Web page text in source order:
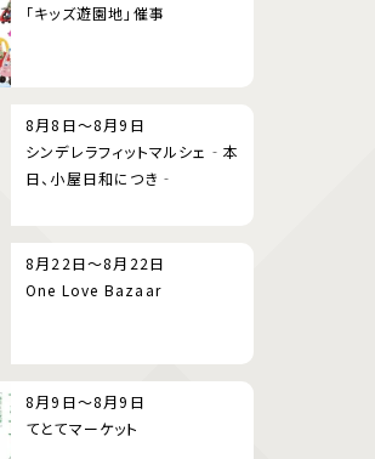
「キッズ遊園地」催事
8月8日～8月9日
シンデレラフィットマルシェ‐本
日、小屋日和につき‐
8月22日～8月22日
One Love Bazaar
8月9日～8月9日
てとてマーケット